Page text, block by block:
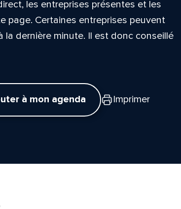
les entreprises présentes et les
page. Certaines entreprises peuvent
la dernière minute. Il est donc conseillé
à mon agenda Imprimer